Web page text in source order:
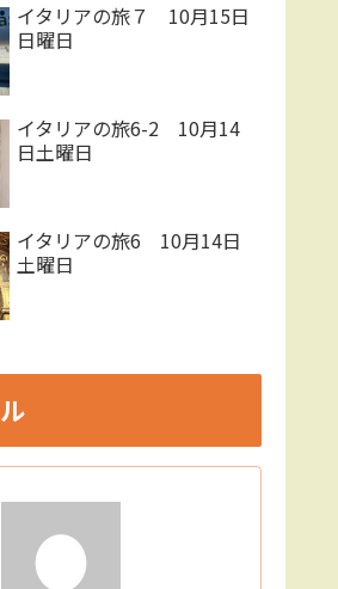
イタリアの旅７ 10月15日
日曜日
イタリアの旅6-2 10月14
日土曜日
イタリアの旅6 10月14日
土曜日